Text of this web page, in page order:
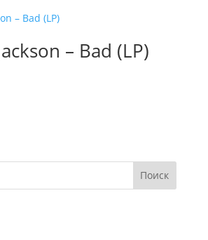
– Bad (LP)